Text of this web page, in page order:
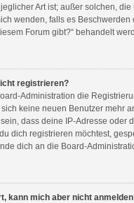
Art ist; außer solchen, die
wenden, falls es Beschwerden
Forum gibt?“ behandelt
registrieren?
Administration die
keine neuen Benutzer mehr
dass deine IP-Adresse oder
dich registrieren möchtest,
dich an die Board-
kann mich aber nicht